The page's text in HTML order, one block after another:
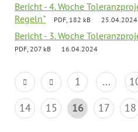
Bericht - 4. Woche
Regeln"
PDF, 182 kB 25.04.2024
Bericht - 3. Woche
PDF, 207 kB 16.04.2024
1 ...
14
15 16 17 18